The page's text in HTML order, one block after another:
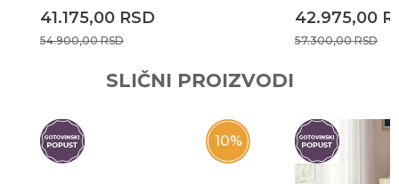
41.175,00 RSD
54.900,00RSD
42.975,00
57.300,00RSD
SLIČNI PROIZVODI
10%